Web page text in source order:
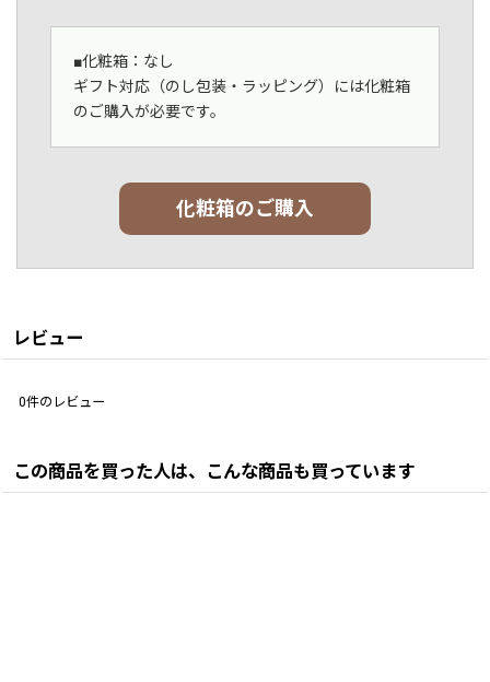
■化粧箱：なし
ギフト対応（のし包装・ラッピング）には化粧箱
のご購入が必要です。
化粧箱のご購入
レビュー
0件のレビュー
この商品を買った人は、こんな商品も買っています